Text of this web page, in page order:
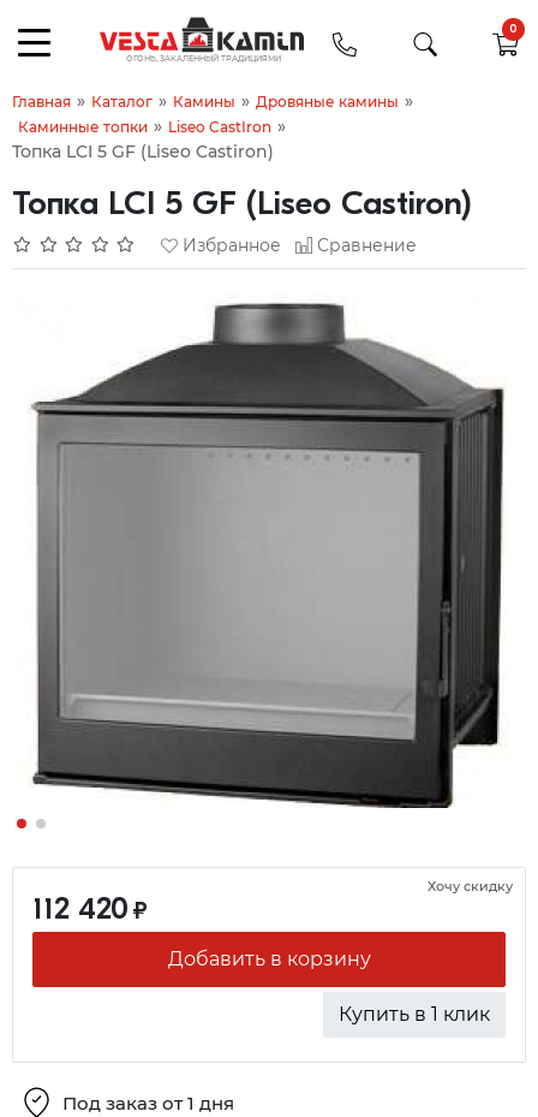
0
Главная » Каталог » Камины » Дровяные камины »
Каминные топки » Liseo CastIron »
Топка LCI 5 GF (Liseo Castiron)
Топка LCI 5 GF (Liseo Castiron)
Избранное Сравнение
112 420 ₽
Добавить в корзину
Купить в 1 клик
Хочу скидку
Под заказ от 1 дня